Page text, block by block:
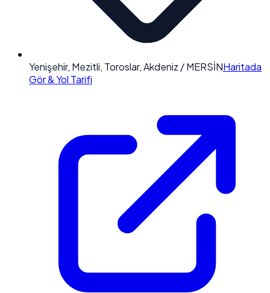
Yenişehir, Mezitli, Toroslar, Akdeniz / MERSİNHaritada
Gör & Yol Tarifi